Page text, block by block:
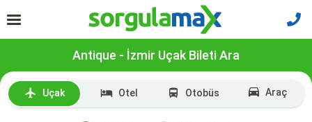
Antique - İzmir Uçak Bileti Ara
Uçak Otel Otobüs Araç